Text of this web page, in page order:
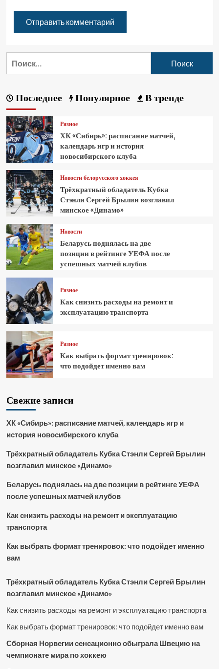
Последнее Популярное В тренде
Разное
ХК «Сибирь»: расписание матчей,
календарь игр и история
новосибирского клуба
Новости белорусского хоккея
Трёхкратный обладатель Кубка
Стэнли Сергей Брылин возглавил
минское «Динамо»
Новости
Беларусь поднялась на две
позиции в рейтинге УЕФА после
успешных матчей клубов
Разное
Как снизить расходы на ремонт и
эксплуатацию транспорта
Разное
Как выбрать формат тренировок:
что подойдет именно вам
Свежие записи
ХК «Сибирь»: расписание матчей, календарь игр и
история новосибирского клуба
Трёхкратный обладатель Кубка Стэнли Сергей Брылин
возглавил минское «Динамо»
Беларусь поднялась на две позиции в рейтинге УЕФА
после успешных матчей клубов
Как снизить расходы на ремонт и эксплуатацию
транспорта
Как выбрать формат тренировок: что подойдет именно
вам
Трёхкратный обладатель Кубка Стэнли Сергей Брылин
возглавил минское «Динамо»
Как снизить расходы на ремонт и эксплуатацию транспорта
Как выбрать формат тренировок: что подойдет именно вам
Сборная Норвегии сенсационно обыграла Швецию на
чемпионате мира по хоккею